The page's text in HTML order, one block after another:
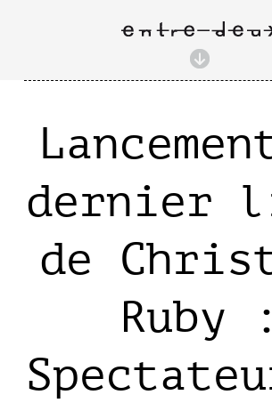
dernier
de
Ruby :